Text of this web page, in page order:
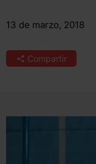
13 de marzo, 2018
Compartir